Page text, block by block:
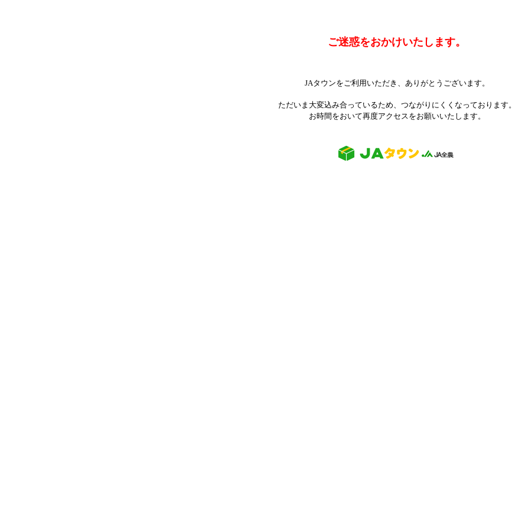
ご迷惑をおかけいたします。
JAタウンをご利用いただき、ありがとうございます。
ただいま大変込み合っているため、つながりにくくなっております。
お時間をおいて再度アクセスをお願いいたします。